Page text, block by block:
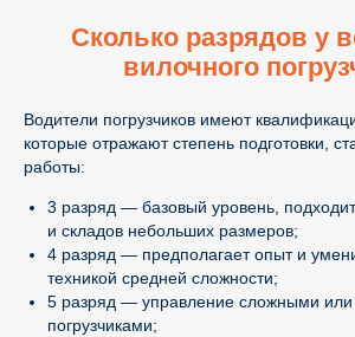
Сколько разрядов у
вилочного
Водители погрузчиков имеют
которые отражают степень подготовки,
работы:
3 разряд — базовый уровень,
и складов небольших размеров;
4 разряд — предполагает опыт и
техникой средней сложности;
5 разряд — управление сложными
погрузчиками;